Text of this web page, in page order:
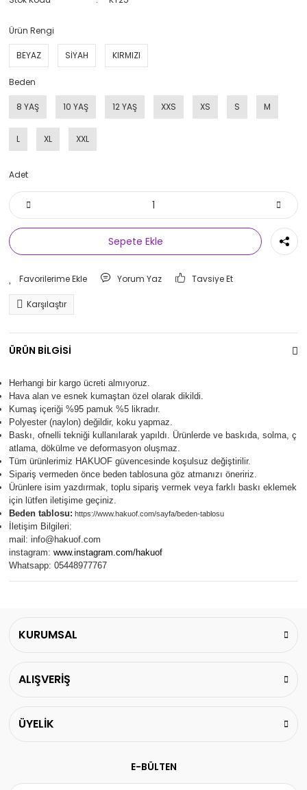
Ürün Rengi
BEYAZ SİYAH KIRMIZI
Beden
8 YAŞ 10 YAŞ 12 YAŞ XXS XS S M
L XL XXL
Adet
Sepete Ekle
Yorum Yaz Tavsiye Et
Karşılaştır
ÜRÜN BİLGİSİ
Herhangi bir kargo ücreti almıyoruz.
Hava alan ve esnek kumaştan özel olarak dikildi.
Kumaş içeriği %95 pamuk %5 likradır.
Polyester (naylon) değildir, koku yapmaz.
Baskı, ofnelli tekniği kullanılarak yapıldı. Ürünlerde ve baskıda, solma, ç
atlama, dökülme ve deformasyon oluşmaz.
Tüm ürünlerimiz HAKUOF güvencesinde koşulsuz değiştirilir.
Sipariş vermeden önce beden tablosuna göz atmanızı öneririz.
Ürünlere isim yazdırmak, toplu sipariş vermek veya farklı baskı eklemek
için lütfen iletişime geçiniz.
Beden tablosu: https://www.hakuof.com/sayfa/beden-tablosu
İletişim Bilgileri:
mail: info@hakuof.com
instagram: www.instagram.com/hakuof
Whatsapp: 05448977767
KURUMSAL
ALIŞVERİŞ
ÜYELİK
E-BÜLTEN